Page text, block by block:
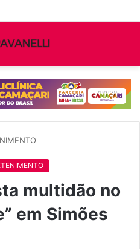
multidão no
em Simões